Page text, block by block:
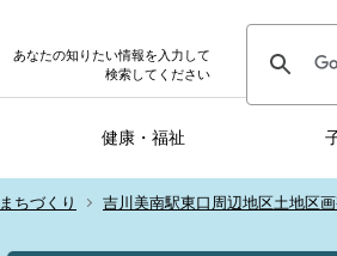
あなたの知りたい情報を入力して
検索してください
健康・福祉
まちづくり 吉川美南駅東口周辺地区土地区